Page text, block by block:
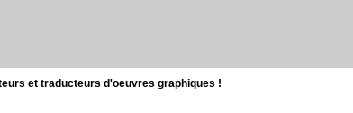
et traducteurs d'oeuvres graphiques !